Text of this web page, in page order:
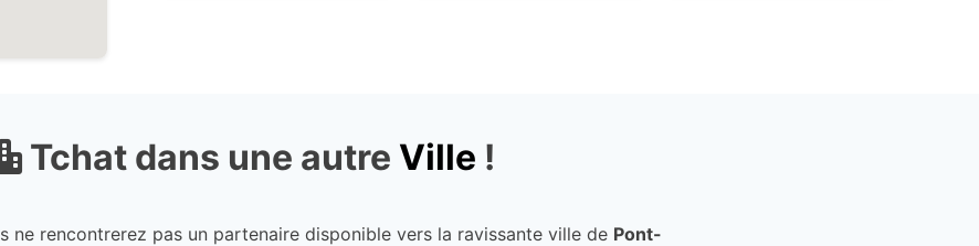
Tchat dans une autre Ville !
ne rencontrerez pas un partenaire disponible vers la ravissante ville de Pont-